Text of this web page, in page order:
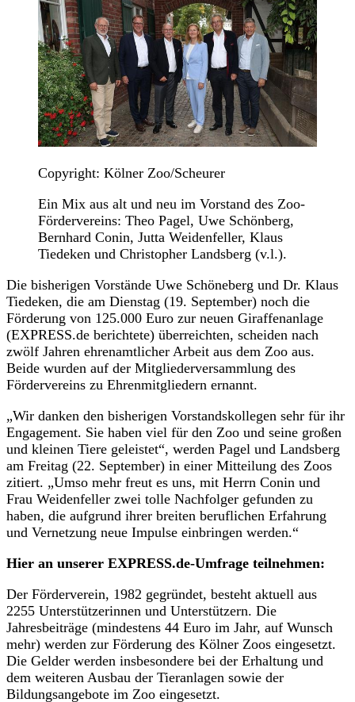
Copyright: Kölner Zoo/Scheurer
Ein Mix aus alt und neu im Vorstand des Zoo-
Fördervereins: Theo Pagel, Uwe Schönberg,
Bernhard Conin, Jutta Weidenfeller, Klaus
Tiedeken und Christopher Landsberg (v.l.).
Die bisherigen Vorstände Uwe Schöneberg und Dr. Klaus
Tiedeken, die am Dienstag (19. September) noch die
Förderung von 125.000 Euro zur neuen Giraffenanlage
(EXPRESS.de berichtete) überreichten, scheiden nach
zwölf Jahren ehrenamtlicher Arbeit aus dem Zoo aus.
Beide wurden auf der Mitgliederversammlung des
Fördervereins zu Ehrenmitgliedern ernannt.
„Wir danken den bisherigen Vorstandskollegen sehr für ihr
Engagement. Sie haben viel für den Zoo und seine großen
und kleinen Tiere geleistet“, werden Pagel und Landsberg
am Freitag (22. September) in einer Mitteilung des Zoos
zitiert. „Umso mehr freut es uns, mit Herrn Conin und
Frau Weidenfeller zwei tolle Nachfolger gefunden zu
haben, die aufgrund ihrer breiten beruflichen Erfahrung
und Vernetzung neue Impulse einbringen werden.“
Hier an unserer EXPRESS.de-Umfrage teilnehmen:
Der Förderverein, 1982 gegründet, besteht aktuell aus
2255 Unterstützerinnen und Unterstützern. Die
Jahresbeiträge (mindestens 44 Euro im Jahr, auf Wunsch
mehr) werden zur Förderung des Kölner Zoos eingesetzt.
Die Gelder werden insbesondere bei der Erhaltung und
dem weiteren Ausbau der Tieranlagen sowie der
Bildungsangebote im Zoo eingesetzt.